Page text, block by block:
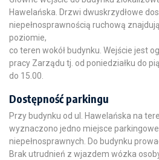
Hawelańska. Drzwi dwuskrzydłowe
niepełnosprawnością ruchową
poziomie,
co teren wokół budynku. Wejście jest
pracy Zarządu tj. od poniedziałku do
do 15.00.
Dostępność parkingu
Przy budynku od ul. Hawelańska na
wyznaczono jedno miejsce
niepełnosprawnych. Do budynku
Brak utrudnień z wjazdem wózka